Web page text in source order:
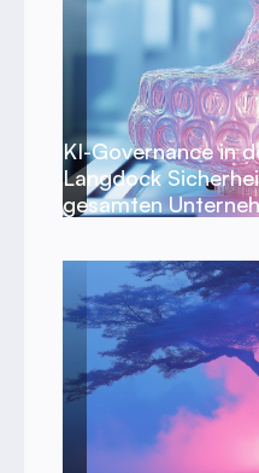
KI-Governance in
Langdock
gesamten